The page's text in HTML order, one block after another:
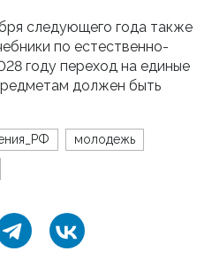
следующего года также
по естественно-
году переход на единые
должен быть
молодежь